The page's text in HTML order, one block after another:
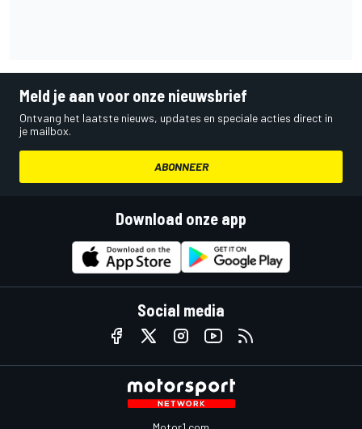
Meld je aan voor onze nieuwsbrief
Ontvang het laatste nieuws, updates en speciale acties direct in
je mailbox.
ABONNEER
Download onze app
Social media